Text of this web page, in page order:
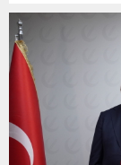
ortamına
stratejilerinin de